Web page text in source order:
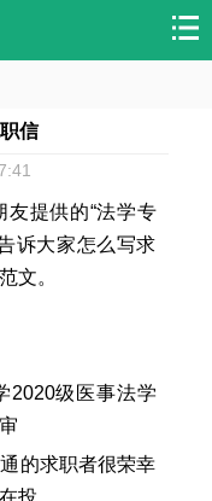
信
提供的“法学专
诉大家怎么写求
文。
级医事法学
的求职者很荣幸
投